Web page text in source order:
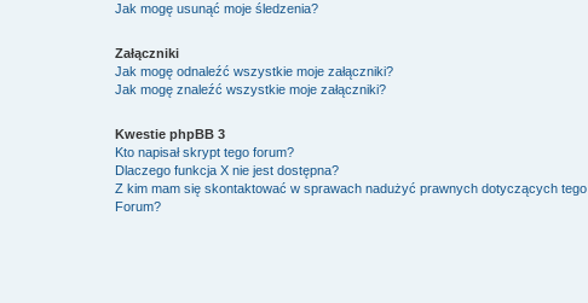
Jak mogę usunąć moje śledzenia?
Załączniki
Jak mogę odnaleźć wszystkie moje załączniki?
Jak mogę znaleźć wszystkie moje załączniki?
Kwestie phpBB 3
Kto napisał skrypt tego forum?
Dlaczego funkcja X nie jest dostępna?
Z kim mam się skontaktować w sprawach nadużyć prawnych dotyczących tego
Forum?